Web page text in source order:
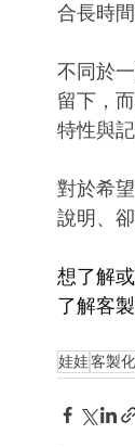
合長時
不同於
留下，
特性與記
對於希
說明、
想了解
了解客
娃娃客製